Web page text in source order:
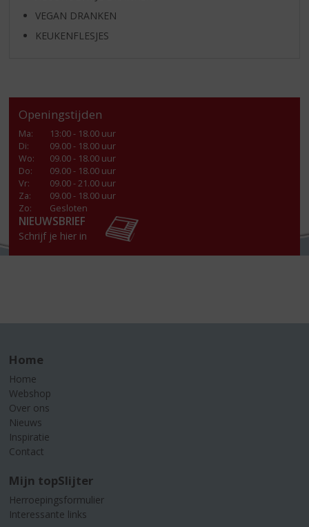
VEGAN DRANKEN
KEUKENFLESJES
Openingstijden
Ma:
13:00 - 18.00 uur
Di:
09.00 - 18.00 uur
Wo:
09.00 - 18.00 uur
Do:
09.00 - 18.00 uur
Vr:
09.00 - 21.00 uur
Za:
09.00 - 18.00 uur
Zo:
Gesloten
NIEUWSBRIEF
Schrijf je hier in
Home
Home
Webshop
Over ons
Nieuws
Inspiratie
Contact
Mijn topSlijter
Herroepingsformulier
Interessante links